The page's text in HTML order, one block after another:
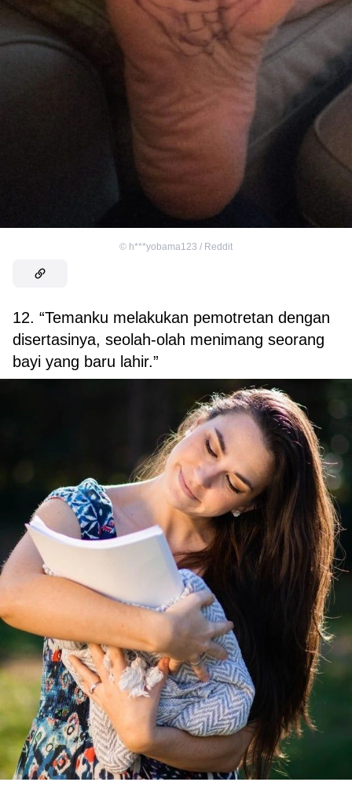
© h***yobama123 / Reddit
12. “Temanku melakukan pemotretan dengan
disertasinya, seolah-olah menimang seorang
bayi yang baru lahir.”